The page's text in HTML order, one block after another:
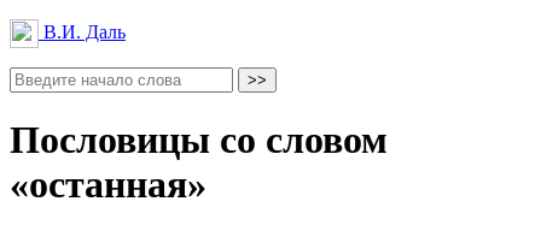
В.И. Даль
Пословицы со словом
«останная»